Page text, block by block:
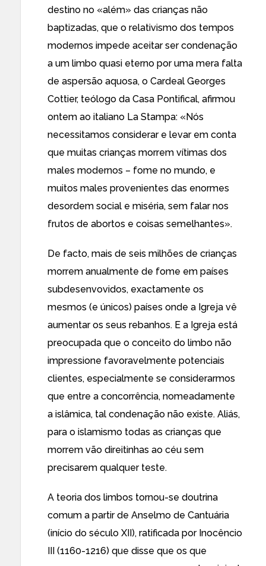
destino no «além» das crianças não
baptizadas, que o relativismo dos tempos
modernos impede aceitar ser condenação
a um limbo quasi eterno por uma mera falta
de aspersão aquosa, o Cardeal Georges
Cottier, teólogo da Casa Pontifical, afirmou
ontem ao italiano La Stampa: «Nós
necessitamos considerar e levar em conta
que muitas crianças morrem vítimas dos
males modernos – fome no mundo, e
muitos males provenientes das enormes
desordem social e miséria, sem falar nos
frutos de abortos e coisas semelhantes».
De facto, mais de seis milhões de crianças
morrem anualmente de fome em países
subdesenvovidos, exactamente os
mesmos (e únicos) países onde a Igreja vê
aumentar os seus rebanhos. E a Igreja está
preocupada que o conceito do limbo não
impressione favoravelmente potenciais
clientes, especialmente se considerarmos
que entre a concorrência, nomeadamente
a islâmica, tal condenação não existe. Aliás,
para o islamismo todas as crianças que
morrem vão direitinhas ao céu sem
precisarem qualquer teste.
A teoria dos limbos tornou-se doutrina
comum a partir de Anselmo de Cantuária
(início do século XII), ratificada por Inocêncio
III (1160-1216) que disse que os que